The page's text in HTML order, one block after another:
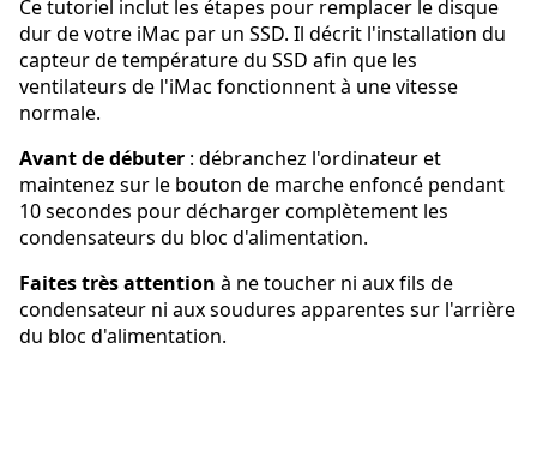
Ce tutoriel inclut les étapes pour remplacer le disque
dur de votre iMac par un SSD. Il décrit l'installation du
capteur de température du SSD afin que les
ventilateurs de l'iMac fonctionnent à une vitesse
normale.
Avant de débuter : débranchez l'ordinateur et
maintenez sur le bouton de marche enfoncé pendant
10 secondes pour décharger complètement les
condensateurs du bloc d'alimentation.
Faites très attention à ne toucher ni aux fils de
condensateur ni aux soudures apparentes sur l'arrière
du bloc d'alimentation.